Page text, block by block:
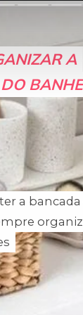
A
A
a bancada
a bancada